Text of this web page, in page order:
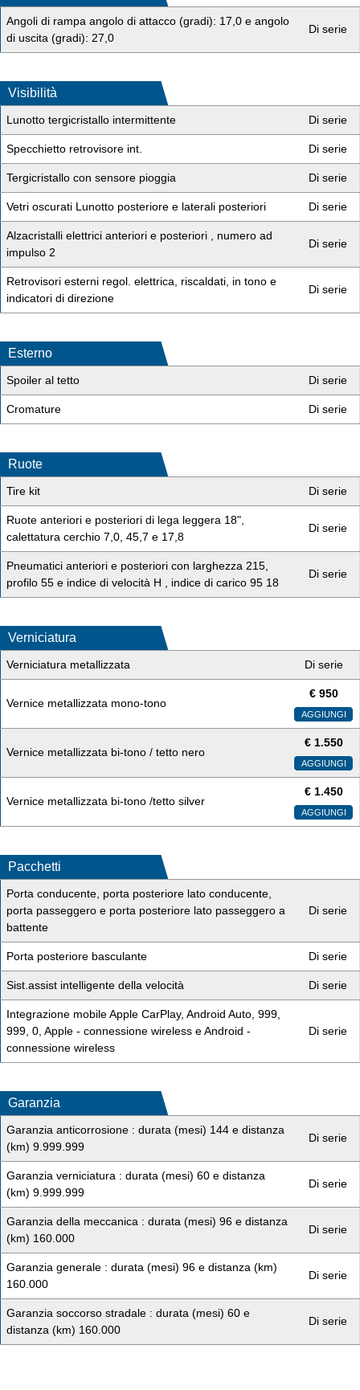
Angoli di rampa angolo di attacco (gradi): 17,0 e angolo
di uscita (gradi): 27,0
Di serie
Visibilità
Lunotto tergicristallo intermittente Di serie
Specchietto retrovisore int. Di serie
Tergicristallo con sensore pioggia Di serie
Vetri oscurati Lunotto posteriore e laterali posteriori Di serie
Alzacristalli elettrici anteriori e posteriori , numero ad
impulso 2
Di serie
Retrovisori esterni regol. elettrica, riscaldati, in tono e
indicatori di direzione
Di serie
Esterno
Spoiler al tetto Di serie
Cromature Di serie
Ruote
Tire kit Di serie
Ruote anteriori e posteriori di lega leggera 18",
calettatura cerchio 7,0, 45,7 e 17,8
Di serie
Pneumatici anteriori e posteriori con larghezza 215,
profilo 55 e indice di velocità H , indice di carico 95 18
Di serie
Verniciatura
Verniciatura metallizzata Di serie
Vernice metallizzata mono-tono
€ 950
AGGIUNGI
Vernice metallizzata bi-tono / tetto nero
€ 1.550
AGGIUNGI
Vernice metallizzata bi-tono /tetto silver
€ 1.450
AGGIUNGI
Pacchetti
Porta conducente, porta posteriore lato conducente,
porta passeggero e porta posteriore lato passeggero a
battente
Di serie
Porta posteriore basculante Di serie
Sist.assist intelligente della velocità Di serie
Integrazione mobile Apple CarPlay, Android Auto, 999,
999, 0, Apple - connessione wireless e Android -
connessione wireless
Di serie
Garanzia
Garanzia anticorrosione : durata (mesi) 144 e distanza
(km) 9.999.999
Di serie
Garanzia verniciatura : durata (mesi) 60 e distanza
(km) 9.999.999
Di serie
Garanzia della meccanica : durata (mesi) 96 e distanza
(km) 160.000
Di serie
Garanzia generale : durata (mesi) 96 e distanza (km)
160.000
Di serie
Garanzia soccorso stradale : durata (mesi) 60 e
distanza (km) 160.000
Di serie